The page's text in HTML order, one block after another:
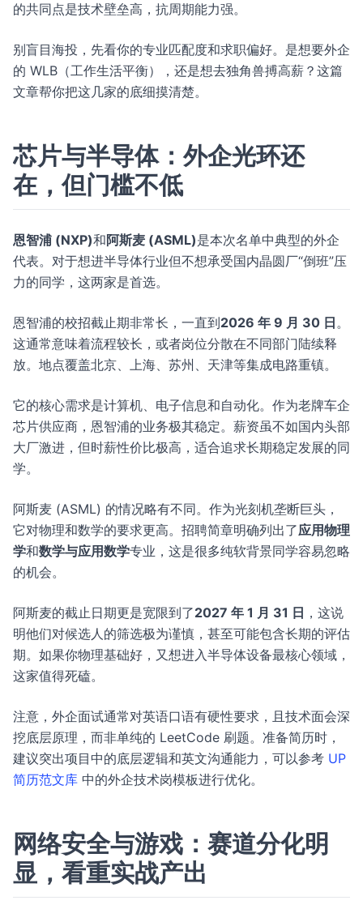
的共同点是技术壁垒高，抗周期能力强。
别盲目海投，先看你的专业匹配度和求职偏好。是想要外企
的 WLB（工作生活平衡），还是想去独角兽搏高薪？这篇
文章帮你把这几家的底细摸清楚。
芯片与半导体：外企光环还
在，但门槛不低
恩智浦 (NXP)和阿斯麦 (ASML)是本次名单中典型的外企
代表。对于想进半导体行业但不想承受国内晶圆厂“倒班”压
力的同学，这两家是首选。
恩智浦的校招截止期非常长，一直到2026 年 9 月 30 日。
这通常意味着流程较长，或者岗位分散在不同部门陆续释
放。地点覆盖北京、上海、苏州、天津等集成电路重镇。
它的核心需求是计算机、电子信息和自动化。作为老牌车企
芯片供应商，恩智浦的业务极其稳定。薪资虽不如国内头部
大厂激进，但时薪性价比极高，适合追求长期稳定发展的同
学。
阿斯麦 (ASML) 的情况略有不同。作为光刻机垄断巨头，
它对物理和数学的要求更高。招聘简章明确列出了应用物理
学和数学与应用数学专业，这是很多纯软背景同学容易忽略
的机会。
阿斯麦的截止日期更是宽限到了2027 年 1 月 31 日 ，这说
明他们对候选人的筛选极为谨慎，甚至可能包含长期的评估
期。如果你物理基础好，又想进入半导体设备最核心领域，
这家值得死磕。
注意，外企面试通常对英语口语有硬性要求，且技术面会深
挖底层原理，而非单纯的 LeetCode 刷题。准备简历时，
建议突出项目中的底层逻辑和英文沟通能力，可以参考 UP
简历范文库 中的外企技术岗模板进行优化。
网络安全与游戏：赛道分化明
显，看重实战产出